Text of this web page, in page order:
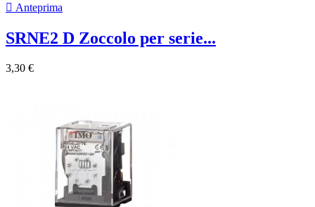
 Anteprima
SRNE2 D Zoccolo per serie...
3,30 €